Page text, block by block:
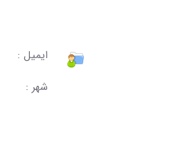
ایمیل :
شهر :